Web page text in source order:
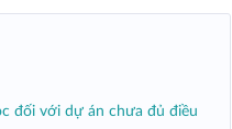
đối với dự án chưa đủ điều